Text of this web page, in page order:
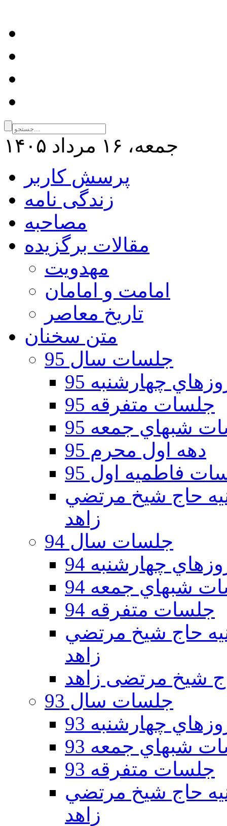
جمعه، ۱۶ مرداد ۱۴۰۵
پرسش کاربر
زندگی نامه
مصاحبه
مقالات برگزیده
مهدویت
امامت و امامان
تاریخ معاصر
متن سخنان
جلسات سال 95
چهارشنبه 95
جلسات متفرقه 95
شبهاي جمعه 95
دهه اول محرم 95
فاطمیه اول 95
دوم 95 - حسينيه حاج شيخ مرتضي
زاهد
جلسات سال 94
چهارشنبه 94
شبهاي جمعه 94
جلسات متفرقه 94
دوم 94 - حسينيه حاج شيخ مرتضي
زاهد
جلسات سال 93
چهارشنبه 93
شبهاي جمعه 93
جلسات متفرقه 93
دوم 93 - حسينيه حاج شيخ مرتضي
زاهد